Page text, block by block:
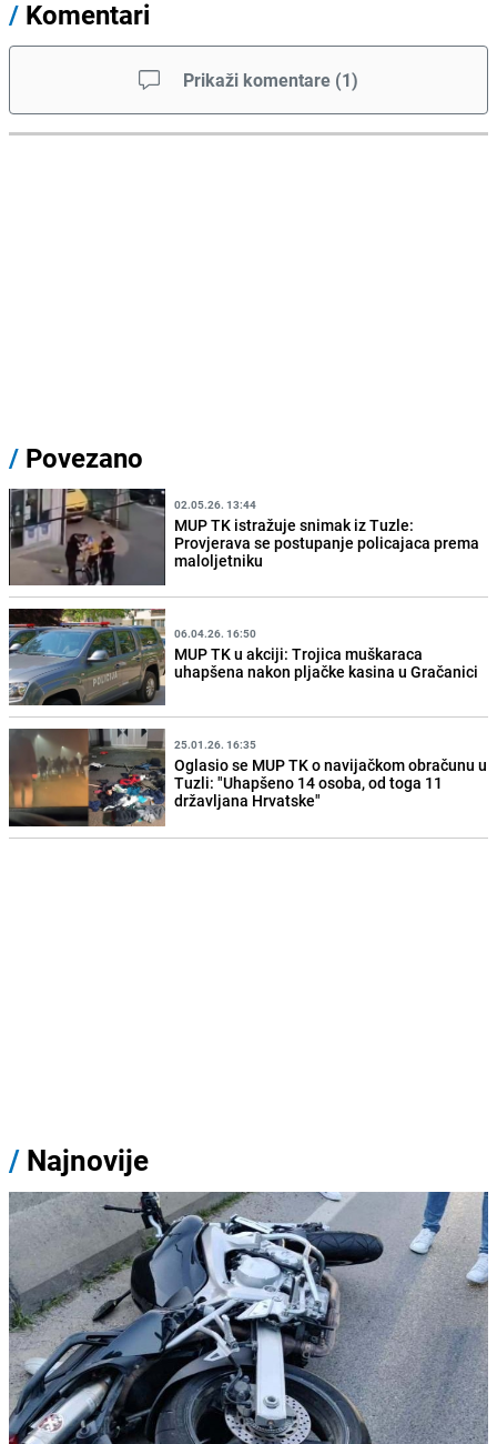
/ Komentari
Prikaži komentare (1)
/ Povezano
02.05.26. 13:44
MUP TK istražuje snimak iz Tuzle:
Provjerava se postupanje policajaca prema
maloljetniku
06.04.26. 16:50
MUP TK u akciji: Trojica muškaraca
uhapšena nakon pljačke kasina u Gračanici
25.01.26. 16:35
Oglasio se MUP TK o navijačkom obračunu u
Tuzli: "Uhapšeno 14 osoba, od toga 11
državljana Hrvatske"
/ Najnovije